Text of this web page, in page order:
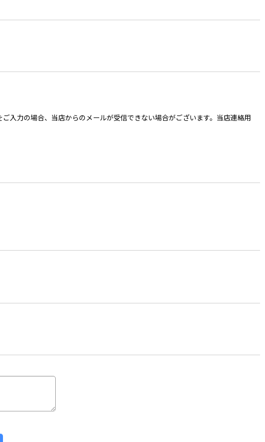
力の場合、当店からのメールが受信できない場合がございます。当店連絡用